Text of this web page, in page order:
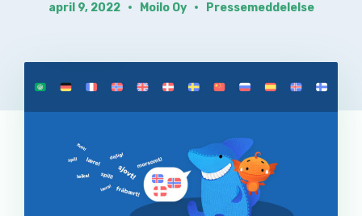
april 9, 2022 Moilo Oy Pressemeddelelse